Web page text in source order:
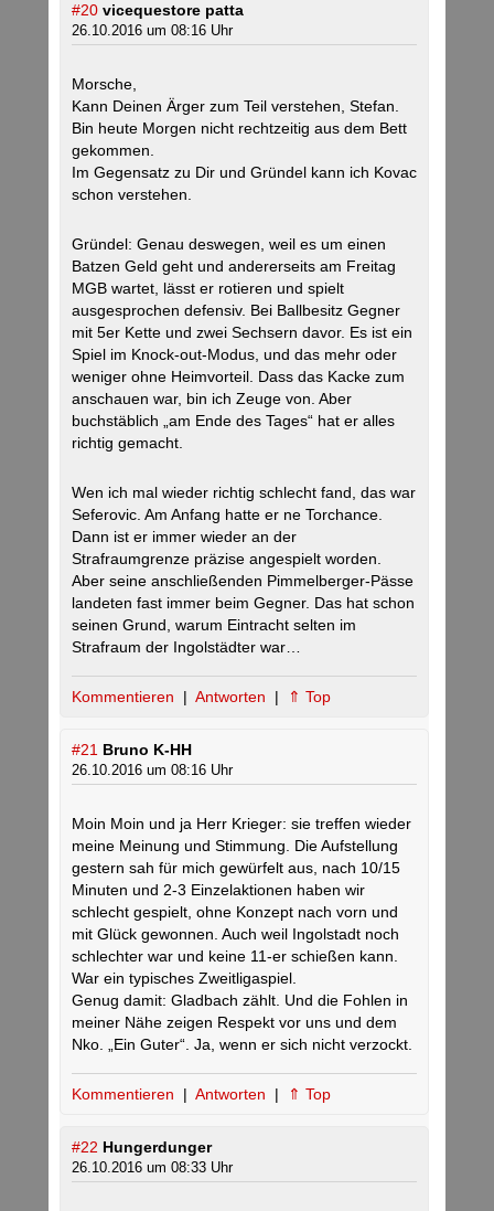
#20 vicequestore patta
26.10.2016 um 08:16 Uhr
Morsche,
Kann Deinen Ärger zum Teil verstehen, Stefan.
Bin heute Morgen nicht rechtzeitig aus dem Bett
gekommen.
Im Gegensatz zu Dir und Gründel kann ich Kovac
schon verstehen.
Gründel: Genau deswegen, weil es um einen
Batzen Geld geht und andererseits am Freitag
MGB wartet, lässt er rotieren und spielt
ausgesprochen defensiv. Bei Ballbesitz Gegner
mit 5er Kette und zwei Sechsern davor. Es ist ein
Spiel im Knock-out-Modus, und das mehr oder
weniger ohne Heimvorteil. Dass das Kacke zum
anschauen war, bin ich Zeuge von. Aber
buchstäblich „am Ende des Tages“ hat er alles
richtig gemacht.
Wen ich mal wieder richtig schlecht fand, das war
Seferovic. Am Anfang hatte er ne Torchance.
Dann ist er immer wieder an der
Strafraumgrenze präzise angespielt worden.
Aber seine anschließenden Pimmelberger-Pässe
landeten fast immer beim Gegner. Das hat schon
seinen Grund, warum Eintracht selten im
Strafraum der Ingolstädter war…
Kommentieren | Antworten | ⇑ Top
#21 Bruno K-HH
26.10.2016 um 08:16 Uhr
Moin Moin und ja Herr Krieger: sie treffen wieder
meine Meinung und Stimmung. Die Aufstellung
gestern sah für mich gewürfelt aus, nach 10/15
Minuten und 2-3 Einzelaktionen haben wir
schlecht gespielt, ohne Konzept nach vorn und
mit Glück gewonnen. Auch weil Ingolstadt noch
schlechter war und keine 11-er schießen kann.
War ein typisches Zweitligaspiel.
Genug damit: Gladbach zählt. Und die Fohlen in
meiner Nähe zeigen Respekt vor uns und dem
Nko. „Ein Guter“. Ja, wenn er sich nicht verzockt.
Kommentieren | Antworten | ⇑ Top
#22 Hungerdunger
26.10.2016 um 08:33 Uhr